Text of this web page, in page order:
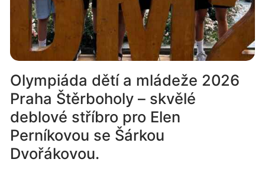
Olympiáda dětí a mládeže 2026
Praha Štěrboholy – skvělé
deblové stříbro pro Elen
Perníkovou se Šárkou
Dvořákovou.